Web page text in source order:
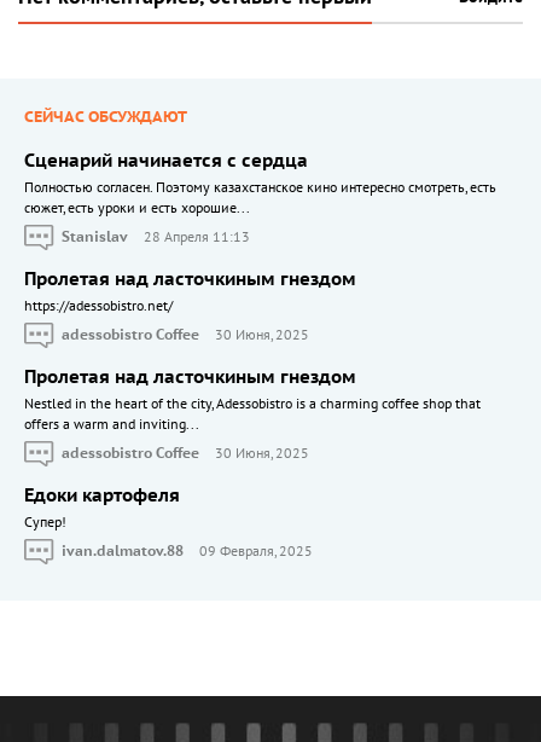
СЕЙЧАС ОБСУЖДАЮТ
Сценарий начинается с сердца
Полностью согласен. Поэтому казахстанское кино интересно смотреть, есть
сюжет, есть уроки и есть хорошие...
Stanislav
28 Апреля 11:13
Пролетая над ласточкиным гнездом
https://adessobistro.net/
adessobistro Coffee
30 Июня, 2025
Пролетая над ласточкиным гнездом
Nestled in the heart of the city, Adessobistro is a charming coffee shop that
offers a warm and inviting...
adessobistro Coffee
30 Июня, 2025
Едоки картофеля
Cупер!
ivan.dalmatov.88
09 Февраля, 2025